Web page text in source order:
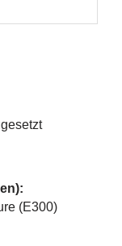
(E300)